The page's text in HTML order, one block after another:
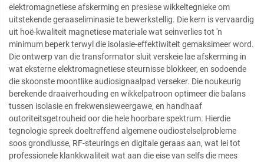
elektromagnetiese afskerming en presiese wikkeltegnieke om
uitstekende geraaseliminasie te bewerkstellig. Die kern is vervaardig
uit hoë-kwaliteit magnetiese materiale wat seinverlies tot 'n
minimum beperk terwyl die isolasie-effektiwiteit gemaksimeer word.
Die ontwerp van die transformator sluit verskeie lae afskerming in
wat eksterne elektromagnetiese steurnisse blokkeer, en sodoende
die skoonste moontlike audiosignaalpad verseker. Die noukeurig
berekende draaiverhouding en wikkelpatroon optimeer die balans
tussen isolasie en frekwensieweergawe, en handhaaf
outoriteitsgetrouheid oor die hele hoorbare spektrum. Hierdie
tegnologie spreek doeltreffend algemene oudiostelselprobleme
soos grondlusse, RF-steurings en digitale geraas aan, wat lei tot
professionele klankkwaliteit wat aan die eise van selfs die mees